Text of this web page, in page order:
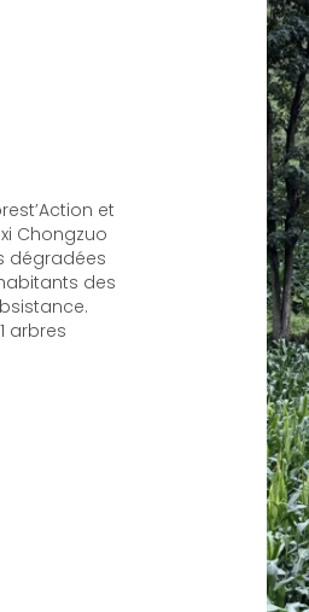
et
Chongzuo
dégradées
des
arbres